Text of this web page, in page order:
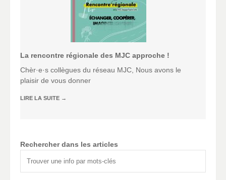
La rencontre régionale des MJC approche !
Chèr·e·s collègues du réseau MJC, Nous avons le
plaisir de vous donner
LIRE LA SUITE →
Rechercher dans les articles